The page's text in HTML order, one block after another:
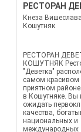
РЕСТОРАН
Кнеза
Кошутняк
РЕСТОРАН
КОШУТНЯК
"Деветка"
самом красивом
приятном
в Кошутняке. Вы
ожидать
качества,
национальных и
международных